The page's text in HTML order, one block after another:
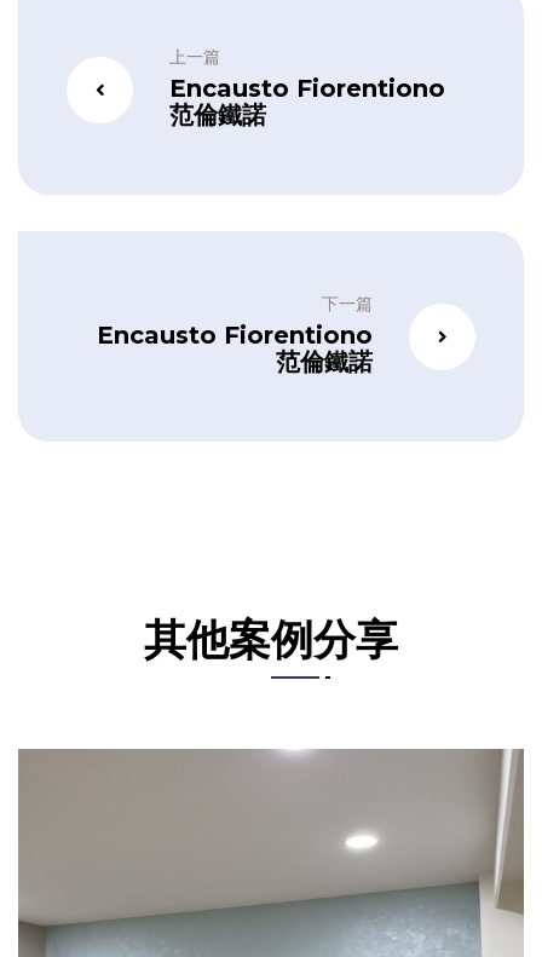
上一篇
Encausto Fiorentiono
范倫鐵諾
下一篇
Encausto Fiorentiono
范倫鐵諾
其他案例分享